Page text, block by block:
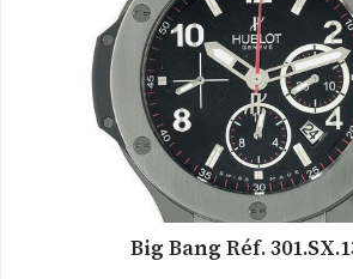
Big Bang Réf.